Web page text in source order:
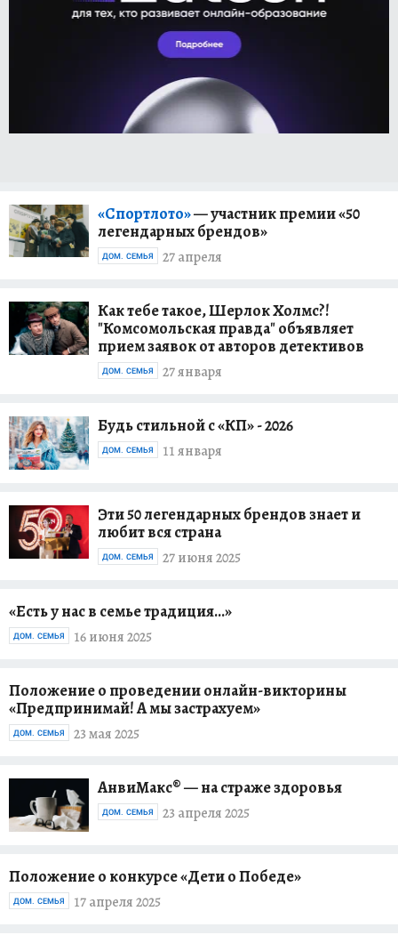
«Спортлото»— участник премии «50
легендарных брендов»
27 апреля
ДОМ. СЕМЬЯ
Как тебе такое, Шерлок Холмс?!
"Комсомольская правда" объявляет
прием заявок от авторов детективов
27 января
ДОМ. СЕМЬЯ
Будь стильной с «КП» - 2026
11 января
ДОМ. СЕМЬЯ
Эти 50 легендарных брендов знает и
любит вся страна
27 июня 2025
ДОМ. СЕМЬЯ
«Есть у нас в семье традиция…»
16 июня 2025
ДОМ. СЕМЬЯ
Положение о проведении онлайн-викторины
«Предпринимай! А мы застрахуем»
23 мая 2025
ДОМ. СЕМЬЯ
АнвиМакс® — на страже здоровья
23 апреля 2025
ДОМ. СЕМЬЯ
Положение о конкурсе «Дети о Победе»
17 апреля 2025
ДОМ. СЕМЬЯ